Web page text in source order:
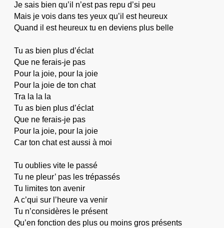
Je sais bien qu’il n’est pas repu d’si peu
Mais je vois dans tes yeux qu’il est heureux
Quand il est heureux tu en deviens plus belle
Tu as bien plus d’éclat
Que ne ferais-je pas
Pour la joie, pour la joie
Pour la joie de ton chat
Tra la la la
Tu as bien plus d’éclat
Que ne ferais-je pas
Pour la joie, pour la joie
Car ton chat est aussi à moi
Tu oublies vite le passé
Tu ne pleur’ pas les trépassés
Tu limites ton avenir
A c’qui sur l’heure va venir
Tu n’considères le présent
Qu’en fonction des plus ou moins gros présents